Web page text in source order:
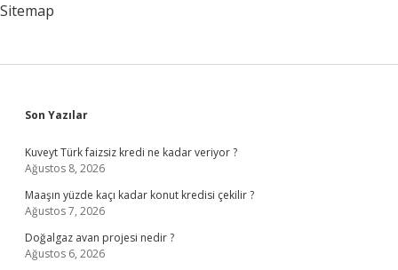
Sitemap
Sidebar
Son Yazılar
Kuveyt Türk faizsiz kredi ne kadar veriyor ?
Ağustos 8, 2026
Maaşın yüzde kaçı kadar konut kredisi çekilir ?
Ağustos 7, 2026
Doğalgaz avan projesi nedir ?
Ağustos 6, 2026